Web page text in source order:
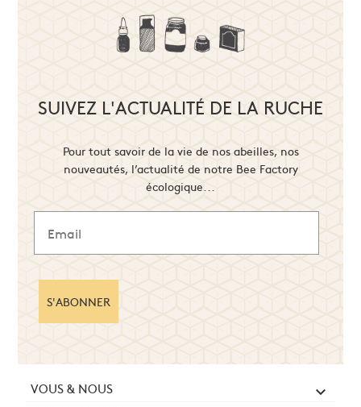
SUIVEZ L'ACTUALITÉ DE LA RUCHE
Pour tout savoir de la vie de nos abeilles, nos
nouveautés, l’actualité de notre Bee Factory
écologique...
S'ABONNER
VOUS & NOUS 